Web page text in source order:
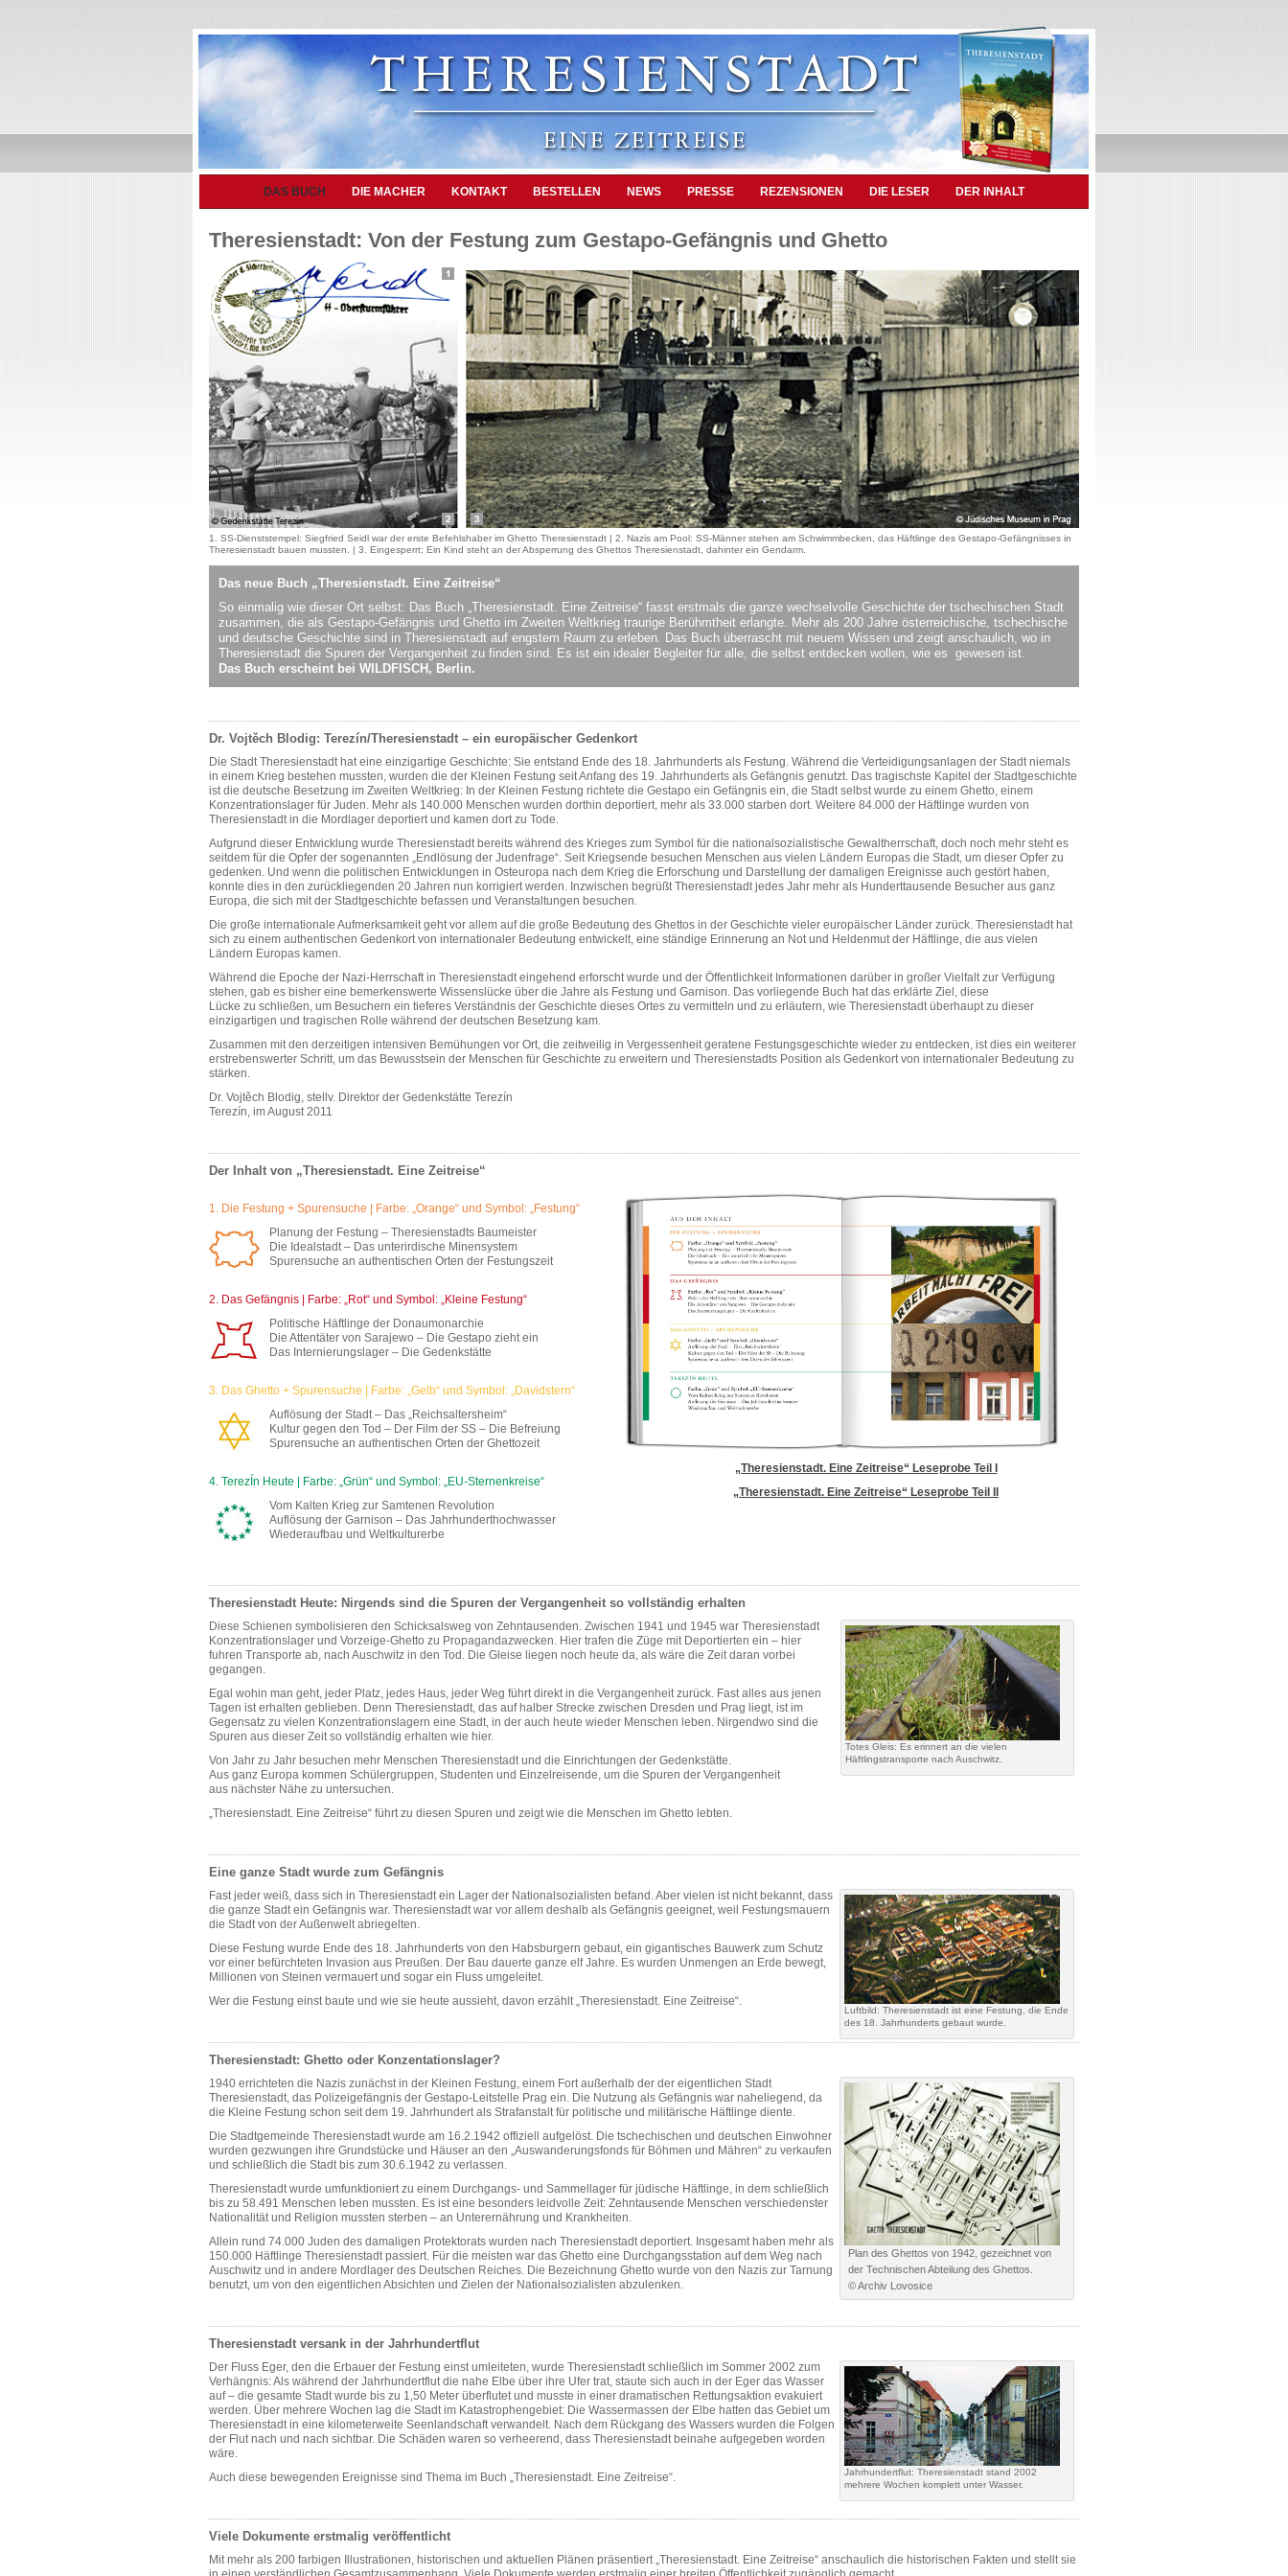
DAS BUCH DIE MACHER KONTAKT BESTELLEN NEWS PRESSE REZENSIONEN DIE LESER DER INHALT
Theresienstadt: Von der Festung zum Gestapo-Gefängnis und Ghetto
1. SS-Dienststempel: Siegfried Seidl war der erste Befehlshaber im Ghetto Theresienstadt | 2. Nazis am Pool: SS-Männer stehen am Schwimmbecken, das Häftlinge des Gestapo-Gefängnisses in
Theresienstadt bauen mussten. | 3. Eingesperrt: Ein Kind steht an der Absperrung des Ghettos Theresienstadt, dahinter ein Gendarm.
Das neue Buch „Theresienstadt. Eine Zeitreise“
So einmalig wie dieser Ort selbst: Das Buch „Theresienstadt. Eine Zeitreise“ fasst erstmals die ganze wechselvolle Geschichte der tschechischen Stadt
zusammen, die als Gestapo-Gefängnis und Ghetto im Zweiten Weltkrieg traurige Berühmtheit erlangte. Mehr als 200 Jahre österreichische, tschechische
und deutsche Geschichte sind in Theresienstadt auf engstem Raum zu erleben. Das Buch überrascht mit neuem Wissen und zeigt anschaulich, wo in
Theresienstadt die Spuren der Vergangenheit zu finden sind. Es ist ein idealer Begleiter für alle, die selbst entdecken wollen, wie es gewesen ist.
Das Buch erscheint bei WILDFISCH, Berlin.
Dr. Vojtěch Blodig: Terezín/Theresienstadt – ein europäischer Gedenkort
Die Stadt Theresienstadt hat eine einzigartige Geschichte: Sie entstand Ende des 18. Jahrhunderts als Festung. Während die Verteidigungsanlagen der Stadt niemals
in einem Krieg bestehen mussten, wurden die der Kleinen Festung seit Anfang des 19. Jahrhunderts als Gefängnis genutzt. Das tragischste Kapitel der Stadtgeschichte
ist die deutsche Besetzung im Zweiten Weltkrieg: In der Kleinen Festung richtete die Gestapo ein Gefängnis ein, die Stadt selbst wurde zu einem Ghetto, einem
Konzentrationslager für Juden. Mehr als 140.000 Menschen wurden dorthin deportiert, mehr als 33.000 starben dort. Weitere 84.000 der Häftlinge wurden von
Theresienstadt in die Mordlager deportiert und kamen dort zu Tode.
Aufgrund dieser Entwicklung wurde Theresienstadt bereits während des Krieges zum Symbol für die nationalsozialistische Gewaltherrschaft, doch noch mehr steht es
seitdem für die Opfer der sogenannten „Endlösung der Judenfrage“. Seit Kriegsende besuchen Menschen aus vielen Ländern Europas die Stadt, um dieser Opfer zu
gedenken. Und wenn die politischen Entwicklungen in Osteuropa nach dem Krieg die Erforschung und Darstellung der damaligen Ereignisse auch gestört haben,
konnte dies in den zurückliegenden 20 Jahren nun korrigiert werden. Inzwischen begrüßt Theresienstadt jedes Jahr mehr als Hunderttausende Besucher aus ganz
Europa, die sich mit der Stadtgeschichte befassen und Veranstaltungen besuchen.
Die große internationale Aufmerksamkeit geht vor allem auf die große Bedeutung des Ghettos in der Geschichte vieler europäischer Länder zurück. Theresienstadt hat
sich zu einem authentischen Gedenkort von internationaler Bedeutung entwickelt, eine ständige Erinnerung an Not und Heldenmut der Häftlinge, die aus vielen
Ländern Europas kamen.
Während die Epoche der Nazi-Herrschaft in Theresienstadt eingehend erforscht wurde und der Öffentlichkeit Informationen darüber in großer Vielfalt zur Verfügung
stehen, gab es bisher eine bemerkenswerte Wissenslücke über die Jahre als Festung und Garnison. Das vorliegende Buch hat das erklärte Ziel, diese
Lücke zu schließen, um Besuchern ein tieferes Verständnis der Geschichte dieses Ortes zu vermitteln und zu erläutern, wie Theresienstadt überhaupt zu dieser
einzigartigen und tragischen Rolle während der deutschen Besetzung kam.
Zusammen mit den derzeitigen intensiven Bemühungen vor Ort, die zeitweilig in Vergessenheit geratene Festungsgeschichte wieder zu entdecken, ist dies ein weiterer
erstrebenswerter Schritt, um das Bewusstsein der Menschen für Geschichte zu erweitern und Theresienstadts Position als Gedenkort von internationaler Bedeutung zu
stärken.
Dr. Vojtěch Blodig, stellv. Direktor der Gedenkstätte Terezín
Terezín, im August 2011
Der Inhalt von „Theresienstadt. Eine Zeitreise“
1. Die Festung + Spurensuche | Farbe: „Orange“ und Symbol: „Festung“
Planung der Festung – Theresienstadts Baumeister
Die Idealstadt – Das unterirdische Minensystem
Spurensuche an authentischen Orten der Festungszeit
2. Das Gefängnis | Farbe: „Rot“ und Symbol: „Kleine Festung“
Politische Häftlinge der Donaumonarchie
Die Attentäter von Sarajewo – Die Gestapo zieht ein
Das Internierungslager – Die Gedenkstätte
3. Das Ghetto + Spurensuche | Farbe: „Gelb“ und Symbol: „Davidstern“
Auflösung der Stadt – Das „Reichsaltersheim“
Kultur gegen den Tod – Der Film der SS – Die Befreiung
Spurensuche an authentischen Orten der Ghettozeit
4. TerezÍn Heute | Farbe: „Grün“ und Symbol: „EU-Sternenkreise“
Vom Kalten Krieg zur Samtenen Revolution
Auflösung der Garnison – Das Jahrhunderthochwasser
Wiederaufbau und Weltkulturerbe
„Theresienstadt. Eine Zeitreise“ Leseprobe Teil I
„Theresienstadt. Eine Zeitreise“ Leseprobe Teil II
Theresienstadt Heute: Nirgends sind die Spuren der Vergangenheit so vollständig erhalten
Totes Gleis: Es erinnert an die vielen
Häftlingstransporte nach Auschwitz.
Diese Schienen symbolisieren den Schicksalsweg von Zehntausenden. Zwischen 1941 und 1945 war Theresienstadt
Konzentrationslager und Vorzeige-Ghetto zu Propagandazwecken. Hier trafen die Züge mit Deportierten ein – hier
fuhren Transporte ab, nach Auschwitz in den Tod. Die Gleise liegen noch heute da, als wäre die Zeit daran vorbei
gegangen.
Egal wohin man geht, jeder Platz, jedes Haus, jeder Weg führt direkt in die Vergangenheit zurück. Fast alles aus jenen
Tagen ist erhalten geblieben. Denn Theresienstadt, das auf halber Strecke zwischen Dresden und Prag liegt, ist im
Gegensatz zu vielen Konzentrationslagern eine Stadt, in der auch heute wieder Menschen leben. Nirgendwo sind die
Spuren aus dieser Zeit so vollständig erhalten wie hier.
Von Jahr zu Jahr besuchen mehr Menschen Theresienstadt und die Einrichtungen der Gedenkstätte.
Aus ganz Europa kommen Schülergruppen, Studenten und Einzelreisende, um die Spuren der Vergangenheit
aus nächster Nähe zu untersuchen.
„Theresienstadt. Eine Zeitreise“ führt zu diesen Spuren und zeigt wie die Menschen im Ghetto lebten.
Eine ganze Stadt wurde zum Gefängnis
Luftbild: Theresienstadt ist eine Festung, die Ende
des 18. Jahrhunderts gebaut wurde.
Fast jeder weiß, dass sich in Theresienstadt ein Lager der Nationalsozialisten befand. Aber vielen ist nicht bekannt, dass
die ganze Stadt ein Gefängnis war. Theresienstadt war vor allem deshalb als Gefängnis geeignet, weil Festungsmauern
die Stadt von der Außenwelt abriegelten.
Diese Festung wurde Ende des 18. Jahrhunderts von den Habsburgern gebaut, ein gigantisches Bauwerk zum Schutz
vor einer befürchteten Invasion aus Preußen. Der Bau dauerte ganze elf Jahre. Es wurden Unmengen an Erde bewegt,
Millionen von Steinen vermauert und sogar ein Fluss umgeleitet.
Wer die Festung einst baute und wie sie heute aussieht, davon erzählt „Theresienstadt. Eine Zeitreise“.
Theresienstadt: Ghetto oder Konzentationslager?
Plan des Ghettos von 1942, gezeichnet von
der Technischen Abteilung des Ghettos.
© Archiv Lovosice
1940 errichteten die Nazis zunächst in der Kleinen Festung, einem Fort außerhalb der der eigentlichen Stadt
Theresienstadt, das Polizeigefängnis der Gestapo-Leitstelle Prag ein. Die Nutzung als Gefängnis war naheliegend, da
die Kleine Festung schon seit dem 19. Jahrhundert als Strafanstalt für politische und militärische Häftlinge diente.
Die Stadtgemeinde Theresienstadt wurde am 16.2.1942 offiziell aufgelöst. Die tschechischen und deutschen Einwohner
wurden gezwungen ihre Grundstücke und Häuser an den „Auswanderungsfonds für Böhmen und Mähren“ zu verkaufen
und schließlich die Stadt bis zum 30.6.1942 zu verlassen.
Theresienstadt wurde umfunktioniert zu einem Durchgangs- und Sammellager für jüdische Häftlinge, in dem schließlich
bis zu 58.491 Menschen leben mussten. Es ist eine besonders leidvolle Zeit: Zehntausende Menschen verschiedenster
Nationalität und Religion mussten sterben – an Unterernährung und Krankheiten.
Allein rund 74.000 Juden des damaligen Protektorats wurden nach Theresienstadt deportiert. Insgesamt haben mehr als
150.000 Häftlinge Theresienstadt passiert. Für die meisten war das Ghetto eine Durchgangsstation auf dem Weg nach
Auschwitz und in andere Mordlager des Deutschen Reiches. Die Bezeichnung Ghetto wurde von den Nazis zur Tarnung
benutzt, um von den eigentlichen Absichten und Zielen der Nationalsozialisten abzulenken.
Theresienstadt versank in der Jahrhundertflut
Jahrhundertflut: Theresienstadt stand 2002
mehrere Wochen komplett unter Wasser.
Der Fluss Eger, den die Erbauer der Festung einst umleiteten, wurde Theresienstadt schließlich im Sommer 2002 zum
Verhängnis: Als während der Jahrhundertflut die nahe Elbe über ihre Ufer trat, staute sich auch in der Eger das Wasser
auf – die gesamte Stadt wurde bis zu 1,50 Meter überflutet und musste in einer dramatischen Rettungsaktion evakuiert
werden. Über mehrere Wochen lag die Stadt im Katastrophengebiet: Die Wassermassen der Elbe hatten das Gebiet um
Theresienstadt in eine kilometerweite Seenlandschaft verwandelt. Nach dem Rückgang des Wassers wurden die Folgen
der Flut nach und nach sichtbar. Die Schäden waren so verheerend, dass Theresienstadt beinahe aufgegeben worden
wäre.
Auch diese bewegenden Ereignisse sind Thema im Buch „Theresienstadt. Eine Zeitreise“.
Viele Dokumente erstmalig veröffentlicht
Mit mehr als 200 farbigen Illustrationen, historischen und aktuellen Plänen präsentiert „Theresienstadt. Eine Zeitreise“ anschaulich die historischen Fakten und stellt sie